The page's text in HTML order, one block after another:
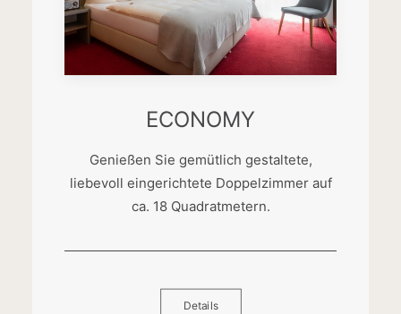
ECONOMY
Genießen Sie gemütlich gestaltete,
liebevoll eingerichtete Doppelzimmer auf
ca. 18 Quadratmetern.
Details